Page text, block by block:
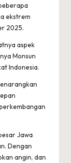
ekstrem
2025.
aspek
Monsun
Indonesia.
Jawa
Dengan
angin, dan